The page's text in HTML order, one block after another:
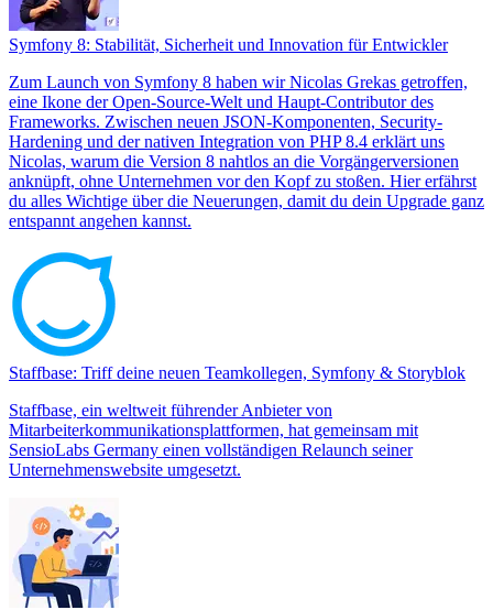
Symfony 8: Stabilität, Sicherheit und Innovation für Entwickler
Zum Launch von Symfony 8 haben wir Nicolas Grekas getroffen,
eine Ikone der Open-Source-Welt und Haupt-Contributor des
Frameworks. Zwischen neuen JSON-Komponenten, Security-
Hardening und der nativen Integration von PHP 8.4 erklärt uns
Nicolas, warum die Version 8 nahtlos an die Vorgängerversionen
anknüpft, ohne Unternehmen vor den Kopf zu stoßen. Hier erfährst
du alles Wichtige über die Neuerungen, damit du dein Upgrade ganz
entspannt angehen kannst.
Staffbase: Triff deine neuen Teamkollegen, Symfony & Storyblok
Staffbase, ein weltweit führender Anbieter von
Mitarbeiterkommunikationsplattformen, hat gemeinsam mit
SensioLabs Germany einen vollständigen Relaunch seiner
Unternehmenswebsite umgesetzt.